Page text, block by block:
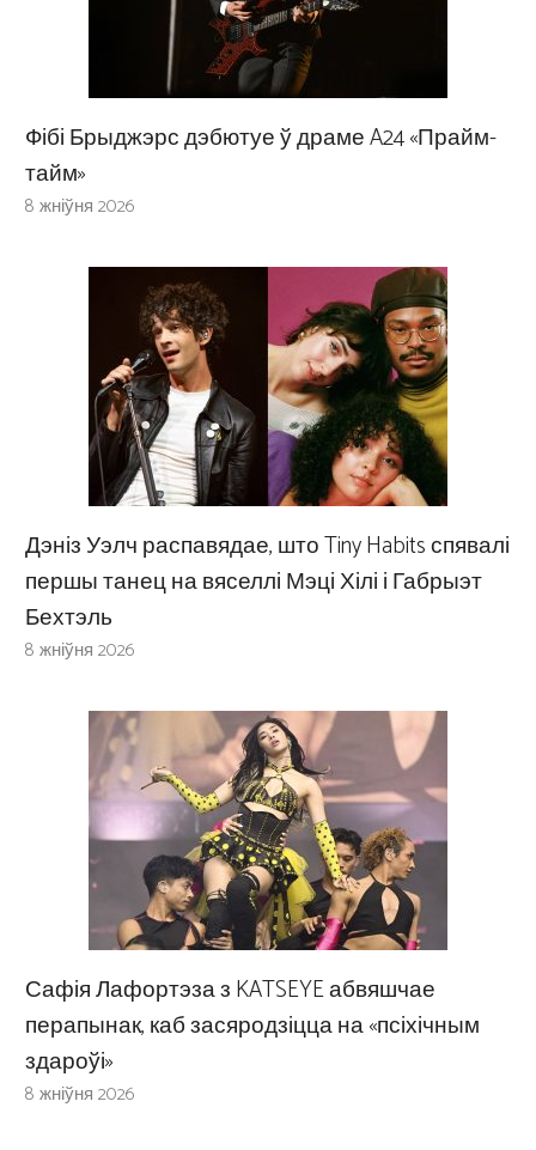
Фібі Брыджэрс дэбютуе ў драме A24 «Прайм-
тайм»
8 жніўня 2026
Дэніз Уэлч распавядае, што Tiny Habits спявалі
першы танец на вяселлі Мэці Хілі і Габрыэт
Бехтэль
8 жніўня 2026
Сафія Лафортэза з KATSEYE абвяшчае
перапынак, каб засяродзіцца на «псіхічным
здароўі»
8 жніўня 2026